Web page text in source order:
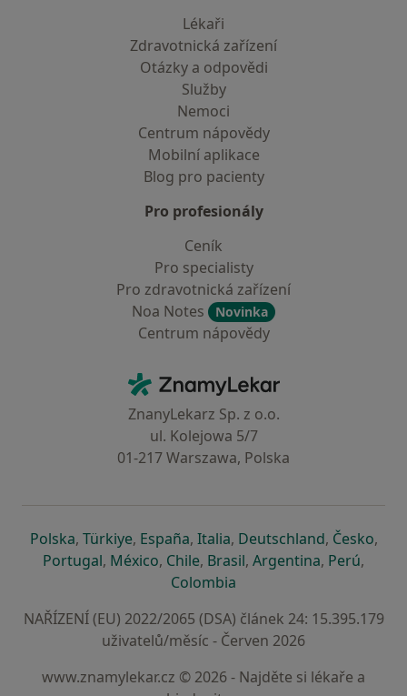
Lékaři
Zdravotnická zařízení
Otázky a odpovědi
Služby
Nemoci
Centrum nápovědy
Mobilní aplikace
Blog pro pacienty
Pro profesionály
Ceník
Pro specialisty
Pro zdravotnická zařízení
Noa Notes
Novinka
Centrum nápovědy
ZnamyLekar - Hlavní stránka
ZnanyLekarz Sp. z o.o.
ul. Kolejowa 5/7
01-217 Warszawa, Polska
Polskase otevře v nové záložce
, Türkiyese otevře v nové záložce
, Españase otevře v nové záložce
, Italiase otevře v nové záložce
, Deutschlandse otevře v
, Českose
,
Portugalse otevře v nové záložce
, Méxicose otevře v nové záložce
, Chilese otevře v nové záložce
, Brasilse otevře v nové
, Argentinase otevře v
, Perúse
,
Colombia
NAŘÍZENÍ (EU) 2022/2065 (DSA) článek 24: 15.395.179
uživatelů/měsíc - Červen 2026
www.znamylekar.cz © 2026 - Najděte si lékaře a